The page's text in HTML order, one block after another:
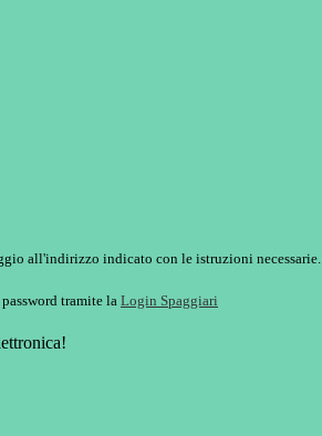
all'indirizzo indicato con le istruzioni necessarie.
tramite la Login Spaggiari